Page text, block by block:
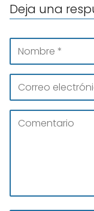
Deja una